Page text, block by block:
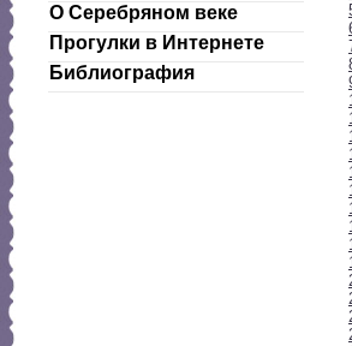
О Серебряном веке
Прогулки в Интернете
Библиография